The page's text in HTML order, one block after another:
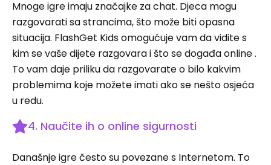
Mnoge igre imaju značajke za chat. Djeca mogu
razgovarati sa strancima, što može biti opasna
situacija. FlashGet Kids omogućuje vam da vidite s
kim se vaše dijete razgovara i što se događa online .
To vam daje priliku da razgovarate o bilo kakvim
problemima koje možete imati ako se nešto osjeća
u redu.
4. Naučite ih o online sigurnosti
Današnje igre često su povezane s Internetom. To